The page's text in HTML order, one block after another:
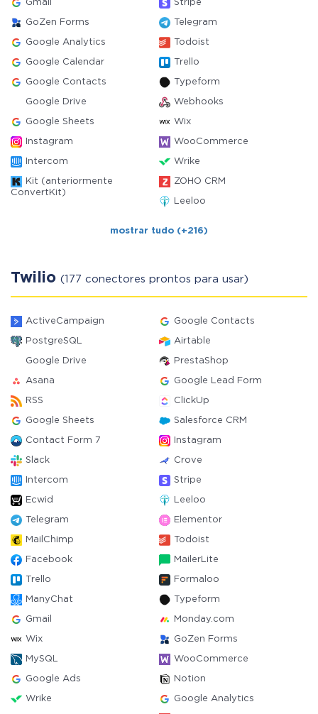
Gmail Stripe
GoZen Forms Telegram
Google Analytics Todoist
Google Calendar Trello
Google Contacts Typeform
Google Drive Webhooks
Google Sheets Wix
Instagram WooCommerce
Intercom Wrike
Kit (anteriormente
ConvertKit)
ZOHO CRM
Leeloo
mostrar tudo (+216)
Twilio (177 conectores prontos para usar)
ActiveCampaign Google Contacts
PostgreSQL Airtable
Google Drive PrestaShop
Asana Google Lead Form
RSS ClickUp
Google Sheets Salesforce CRM
Contact Form 7 Instagram
Slack Crove
Intercom Stripe
Ecwid Leeloo
Telegram Elementor
MailChimp Todoist
Facebook MailerLite
Trello Formaloo
ManyChat Typeform
Gmail Monday.com
Wix GoZen Forms
MySQL WooCommerce
Google Ads Notion
Wrike Google Analytics